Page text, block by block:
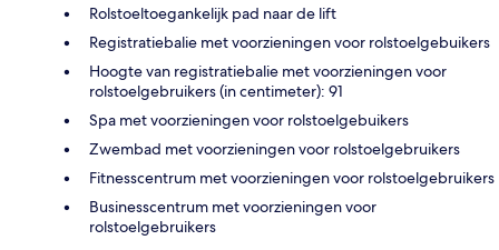
Rolstoeltoegankelijk pad naar de lift
Registratiebalie met voorzieningen voor rolstoelgebuikers
Hoogte van registratiebalie met voorzieningen voor
rolstoelgebruikers (in centimeter): 91
Spa met voorzieningen voor rolstoelgebuikers
Zwembad met voorzieningen voor rolstoelgebruikers
Fitnesscentrum met voorzieningen voor rolstoelgebruikers
Businesscentrum met voorzieningen voor
rolstoelgebruikers